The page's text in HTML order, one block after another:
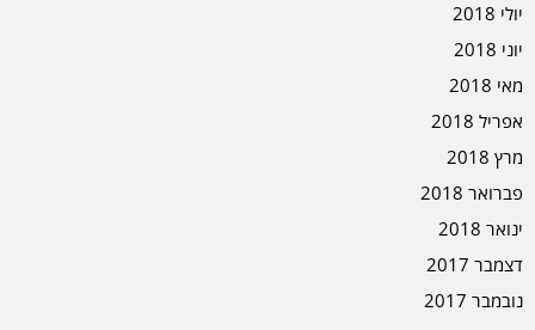
יולי 2018
יוני 2018
מאי 2018
אפריל 2018
מרץ 2018
פברואר 2018
ינואר 2018
דצמבר 2017
נובמבר 2017